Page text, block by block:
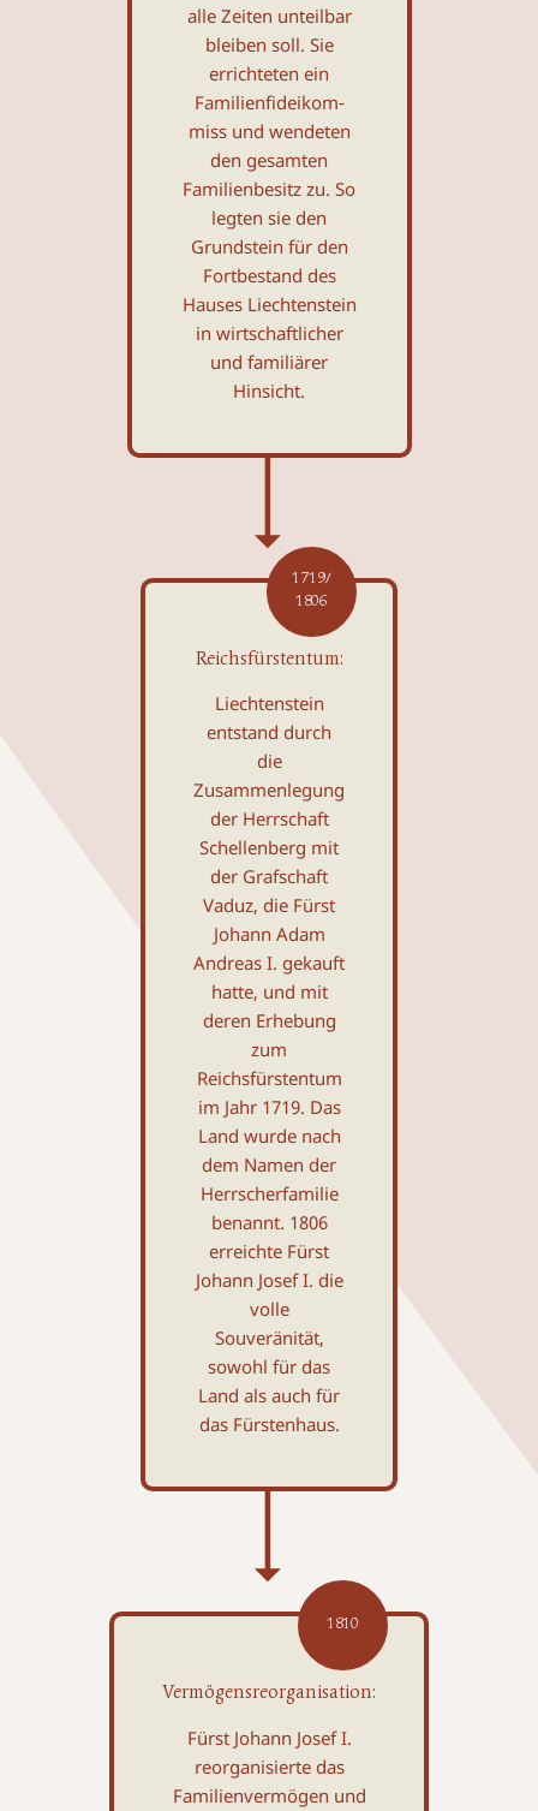
alle Zeiten unteilbar
bleiben soll. Sie
errichteten ein
Familienfideikom­
miss und wendeten
den gesamten
Familienbesitz zu. So
legten sie den
Grundstein für den
Fortbestand des
Hauses Liechtenstein
in wirtschaft­licher
und familiärer
Hinsicht.
Reichsfürstentum:
1719/
1806
Liechtenstein
entstand durch
die
Zusammenlegung
der Herrschaft
Schellenberg mit
der Grafschaft
Vaduz, die Fürst
Johann Adam
Andreas I. gekauft
hatte, und mit
deren Erhebung
zum
Reichsfürsten­tum
im Jahr 1719. Das
Land wurde nach
dem Namen der
Herrscher­familie
benannt. 1806
erreichte Fürst
Johann Josef I. die
volle
Souveränität,
sowohl für das
Land als auch für
das Fürstenhaus.
Vermögensreorganisation:
1810
Fürst Johann Josef I.
reorganisierte das
Familienvermögen und